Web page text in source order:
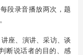
段录音播放两次，题
座、演讲、采访、谈
断说话者的目的、感